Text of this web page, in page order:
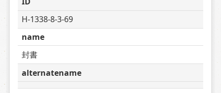
H-1338-8-3-69
name
封書
alternatename